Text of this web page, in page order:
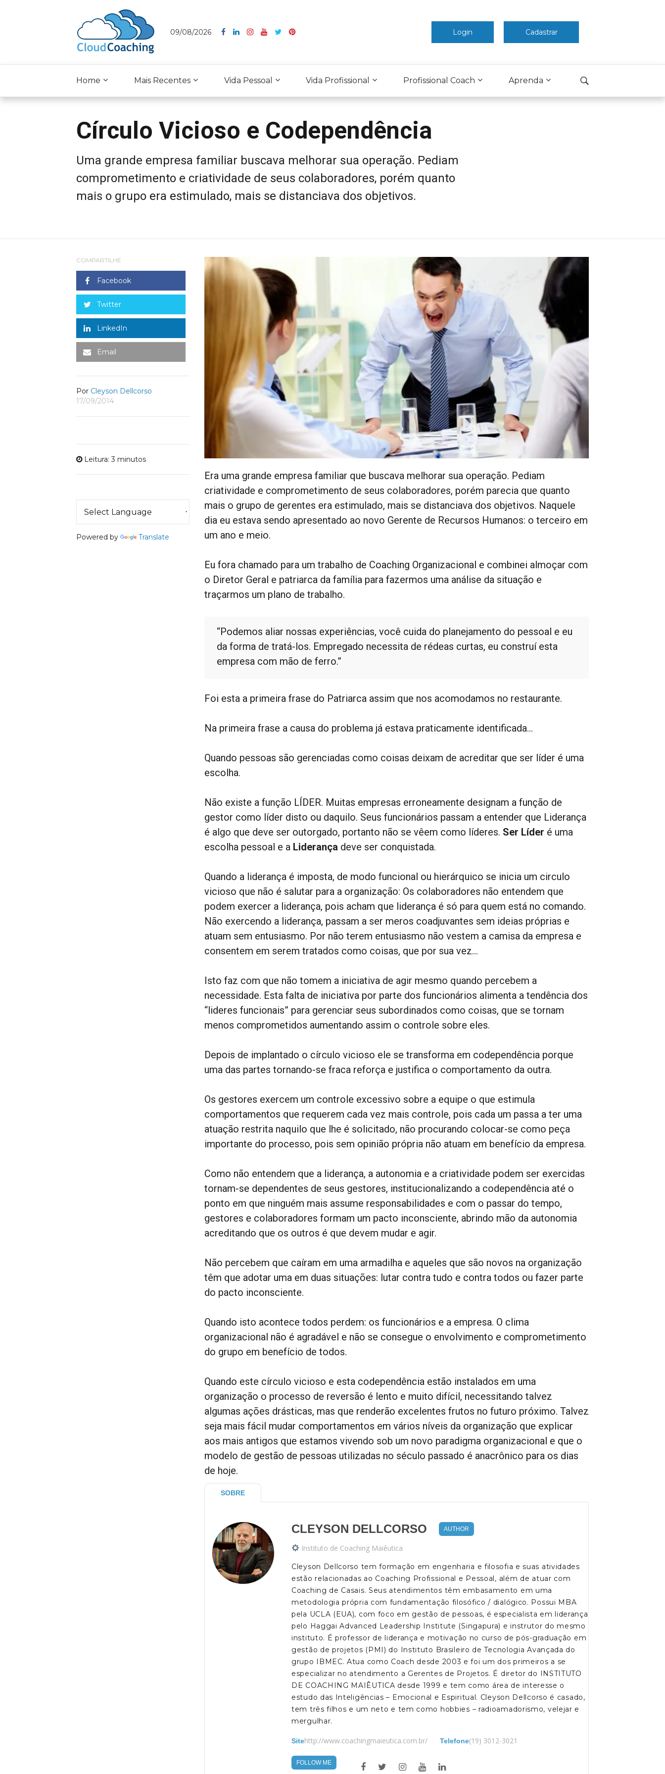
09/08/2026 Login Cadastrar
Home Mais Recentes Vida Pessoal Vida Profissional Profissional Coach Aprenda
Círculo Vicioso e Codependência
Uma grande empresa familiar buscava melhorar sua operação. Pediam
comprometimento e criatividade de seus colaboradores, porém quanto
mais o grupo era estimulado, mais se distanciava dos objetivos.
COMPARTILHE
Facebook
Twitter
LinkedIn
Email
Por Cleyson Dellcorso
17/09/2014
Leitura: 3 minutos
Powered by Translate
Era uma grande empresa familiar que buscava melhorar sua operação. Pediam
criatividade e comprometimento de seus colaboradores, porém parecia que quanto
mais o grupo de gerentes era estimulado, mais se distanciava dos objetivos. Naquele
dia eu estava sendo apresentado ao novo Gerente de Recursos Humanos: o terceiro em
um ano e meio.
Eu fora chamado para um trabalho de Coaching Organizacional e combinei almoçar com
o Diretor Geral e patriarca da família para fazermos uma análise da situação e
traçarmos um plano de trabalho.
“Podemos aliar nossas experiências, você cuida do planejamento do pessoal e eu
da forma de tratá-los. Empregado necessita de rédeas curtas, eu construí esta
empresa com mão de ferro.”
Foi esta a primeira frase do Patriarca assim que nos acomodamos no restaurante.
Na primeira frase a causa do problema já estava praticamente identificada…
Quando pessoas são gerenciadas como coisas deixam de acreditar que ser líder é uma
escolha.
Não existe a função LÍDER. Muitas empresas erroneamente designam a função de
gestor como líder disto ou daquilo. Seus funcionários passam a entender que Liderança
é algo que deve ser outorgado, portanto não se vêem como líderes. Ser Líder é uma
escolha pessoal e a Liderança deve ser conquistada.
Quando a liderança é imposta, de modo funcional ou hierárquico se inicia um circulo
vicioso que não é salutar para a organização: Os colaboradores não entendem que
podem exercer a liderança, pois acham que liderança é só para quem está no comando.
Não exercendo a liderança, passam a ser meros coadjuvantes sem ideias próprias e
atuam sem entusiasmo. Por não terem entusiasmo não vestem a camisa da empresa e
consentem em serem tratados como coisas, que por sua vez…
Isto faz com que não tomem a iniciativa de agir mesmo quando percebem a
necessidade. Esta falta de iniciativa por parte dos funcionários alimenta a tendência dos
“lideres funcionais” para gerenciar seus subordinados como coisas, que se tornam
menos comprometidos aumentando assim o controle sobre eles.
Depois de implantado o círculo vicioso ele se transforma em codependência porque
uma das partes tornando-se fraca reforça e justifica o comportamento da outra.
Os gestores exercem um controle excessivo sobre a equipe o que estimula
comportamentos que requerem cada vez mais controle, pois cada um passa a ter uma
atuação restrita naquilo que lhe é solicitado, não procurando colocar-se como peça
importante do processo, pois sem opinião própria não atuam em benefício da empresa.
Como não entendem que a liderança, a autonomia e a criatividade podem ser exercidas
tornam-se dependentes de seus gestores, institucionalizando a codependência até o
ponto em que ninguém mais assume responsabilidades e com o passar do tempo,
gestores e colaboradores formam um pacto inconsciente, abrindo mão da autonomia
acreditando que os outros é que devem mudar e agir.
Não percebem que caíram em uma armadilha e aqueles que são novos na organização
têm que adotar uma em duas situações: lutar contra tudo e contra todos ou fazer parte
do pacto inconsciente.
Quando isto acontece todos perdem: os funcionários e a empresa. O clima
organizacional não é agradável e não se consegue o envolvimento e comprometimento
do grupo em benefício de todos.
Quando este círculo vicioso e esta codependência estão instalados em uma
organização o processo de reversão é lento e muito difícil, necessitando talvez
algumas ações drásticas, mas que renderão excelentes frutos no futuro próximo. Talvez
seja mais fácil mudar comportamentos em vários níveis da organização que explicar
aos mais antigos que estamos vivendo sob um novo paradigma organizacional e que o
modelo de gestão de pessoas utilizadas no século passado é anacrônico para os dias
de hoje.
SOBRE
CLEYSON DELLCORSO AUTHOR
Instituto de Coaching Maiêutica
Cleyson Dellcorso tem formação em engenharia e filosofia e suas atividades
estão relacionadas ao Coaching Profissional e Pessoal, além de atuar com
Coaching de Casais. Seus atendimentos têm embasamento em uma
metodologia própria com fundamentação filosófico / dialógico. Possui MBA
pela UCLA (EUA), com foco em gestão de pessoas, é especialista em liderança
pelo Haggai Advanced Leadership Institute (Singapura) e instrutor do mesmo
instituto. É professor de liderança e motivação no curso de pós-graduação em
gestão de projetos (PMI) do Instituto Brasileiro de Tecnologia Avançada do
grupo IBMEC. Atua como Coach desde 2003 e foi um dos primeiros a se
especializar no atendimento a Gerentes de Projetos. É diretor do INSTITUTO
DE COACHING MAIÊUTICA desde 1999 e tem como área de interesse o
estudo das Inteligências – Emocional e Espiritual. Cleyson Dellcorso é casado,
tem três filhos e um neto e tem como hobbies – radioamadorismo, velejar e
mergulhar.
Sitehttp://www.coachingmaieutica.com.br/ Telefone(19) 3012-3021
FOLLOW ME